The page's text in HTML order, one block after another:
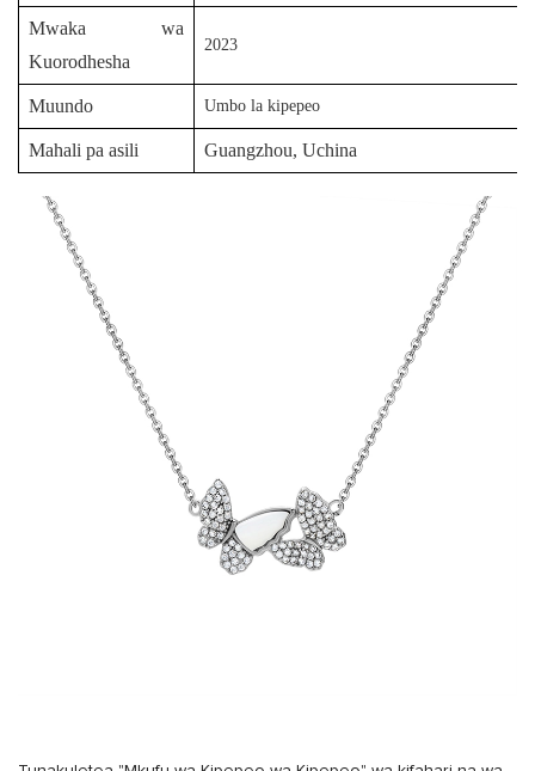
Mwaka wa
Kuorodhesha
2023
Muundo Umbo la kipepeo
Mahali pa asili Guangzhou, Uchina